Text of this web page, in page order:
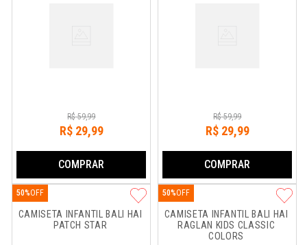
R$ 59,99
R$ 29,99
COMPRAR
R$ 59,99
R$ 29,99
COMPRAR
CAMISETA INFANTIL BALI HAI
PATCH STAR
50%
CAMISETA INFANTIL BALI HAI
RAGLAN KIDS CLASSIC
COLORS
50%